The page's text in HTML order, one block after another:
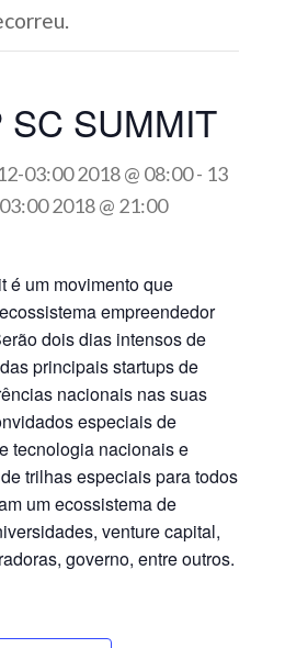
SC SUMMIT
03:00 2018 @ 08:00- 13
2018 @ 21:00
é um movimento que
empreendedor
dois dias intensos de
principais startups de
nacionais nas suas
especiais de
tecnologia nacionais e
trilhas especiais para todos
um ecossistema de
venture capital,
governo, entre outros.